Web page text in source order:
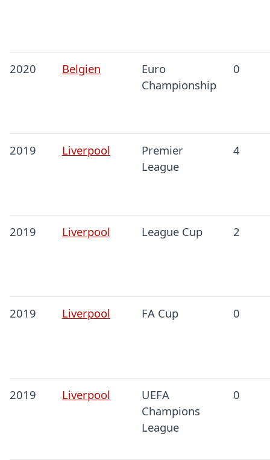
2020 Belgien
Euro
Championship
0
2019 Liverpool
Premier
League
4
2019 Liverpool League Cup 2
2019 Liverpool FA Cup 0
2019 Liverpool
UEFA
Champions
League
0